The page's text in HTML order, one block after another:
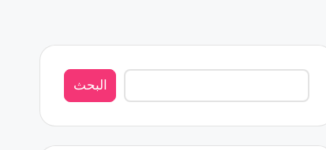
البحث
البحث